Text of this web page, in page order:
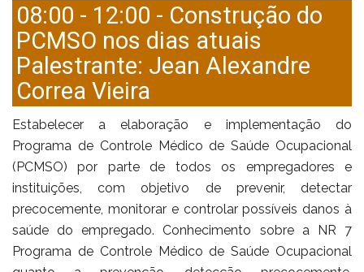
08:00 - 12:00 - Construção do
PCMSO nos dias atuais
Palestrante: Jean Alexandre
Correa Vieira
Estabelecer a elaboração e implementação do
Programa de Controle Médico de Saúde Ocupacional
(PCMSO) por parte de todos os empregadores e
instituições, com objetivo de prevenir, detectar
precocemente, monitorar e controlar possíveis danos à
saúde do empregado. Conhecimento sobre a NR 7
Programa de Controle Médico de Saúde Ocupacional